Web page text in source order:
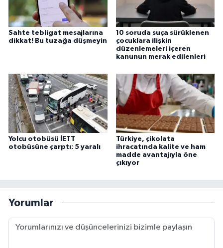
Sahte tebligat mesajlarına
dikkat! Bu tuzağa düşmeyin
10 soruda suça sürüklenen
çocuklara ilişkin
düzenlemeleri içeren
kanunun merak edilenleri
Yolcu otobüsü İETT
otobüsüne çarptı: 5 yaralı
Türkiye, çikolata
ihracatında kalite ve ham
madde avantajıyla öne
çıkıyor
Yorumlar